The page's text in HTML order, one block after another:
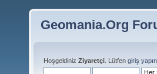
Geomania.Org
Hoşgeldiniz Ziyaretçi . Lütfen giriş yapın